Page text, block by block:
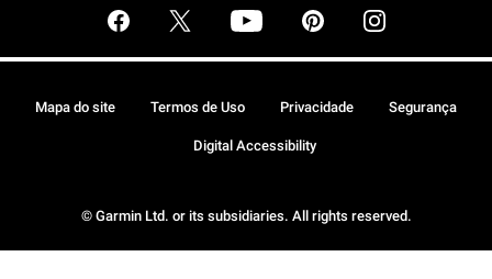
© Garmin Ltd. or its subsidiaries. All rights reserved.
Mapa do site Termos de Uso Privacidade Segurança
Digital Accessibility